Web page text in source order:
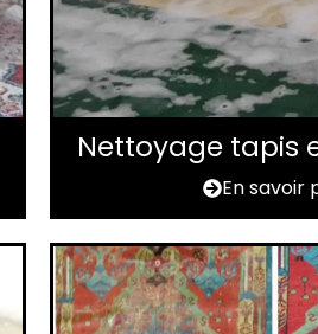
Nettoyage tapis
En savoir